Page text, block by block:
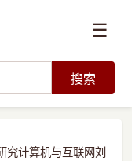
☰
搜索
究计算机与互联网刘